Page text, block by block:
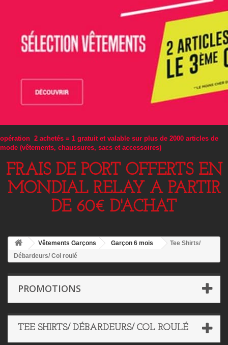
opération 2 achetés = 1 gratuit et valable sur plus de 2000 articles de
mode (vêtements, chaussures, sacs et accessoires)
FRAIS DE PORT OFFERTS EN
MONDIAL RELAY A PARTIR
DE 60€ D'ACHAT
Vêtements Garçons Garçon 6 mois
Tee Shirts/
Débardeurs/ Col roulé
PROMOTIONS
TEE SHIRTS/ DÉBARDEURS/ COL ROULÉ